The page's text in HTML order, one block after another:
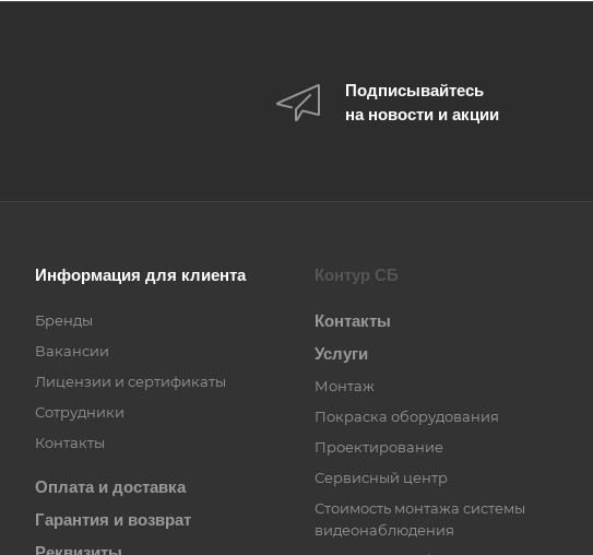
Подписывайтесь
на новости и акции
Информация для клиента
Бренды
Вакансии
Лицензии и сертификаты
Сотрудники
Контакты
Оплата и доставка
Гарантия и возврат
Контур СБ
Контакты
Услуги
Монтаж
Покраска оборудования
Проектирование
Сервисный центр
Стоимость монтажа системы
видеонаблюдения